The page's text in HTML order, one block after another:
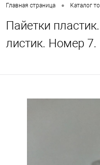
Главная страница • Каталог
Пайетки
листик. Номер 7.